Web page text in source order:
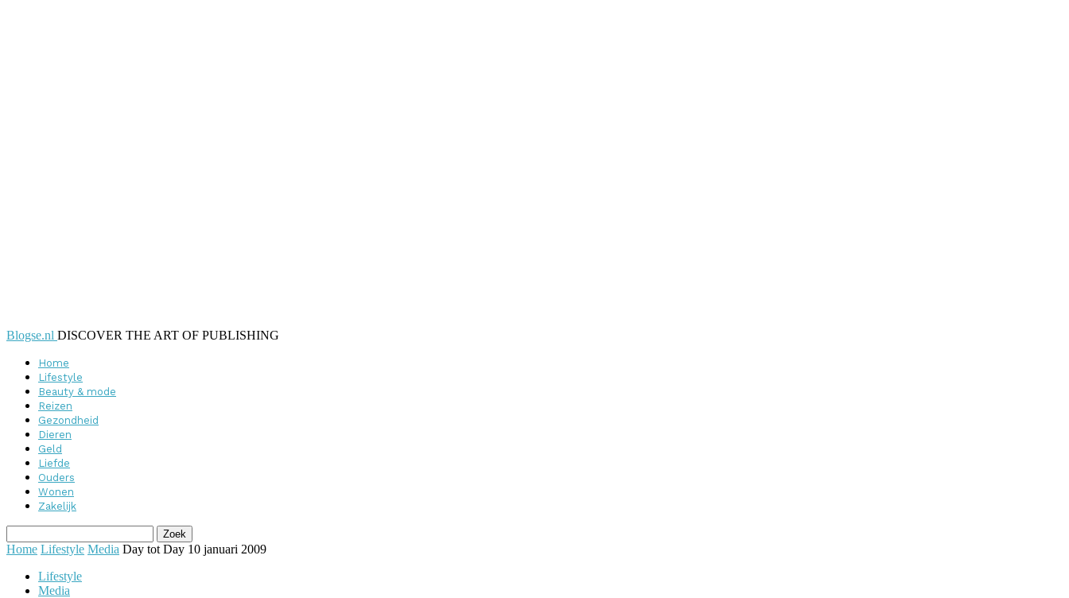
Blogse.nl DISCOVER THE ART OF PUBLISHING
Home
Lifestyle
Beauty & mode
Reizen
Gezondheid
Dieren
Geld
Liefde
Ouders
Wonen
Zakelijk
Home Lifestyle Media Day tot Day 10 januari 2009
Lifestyle
Media